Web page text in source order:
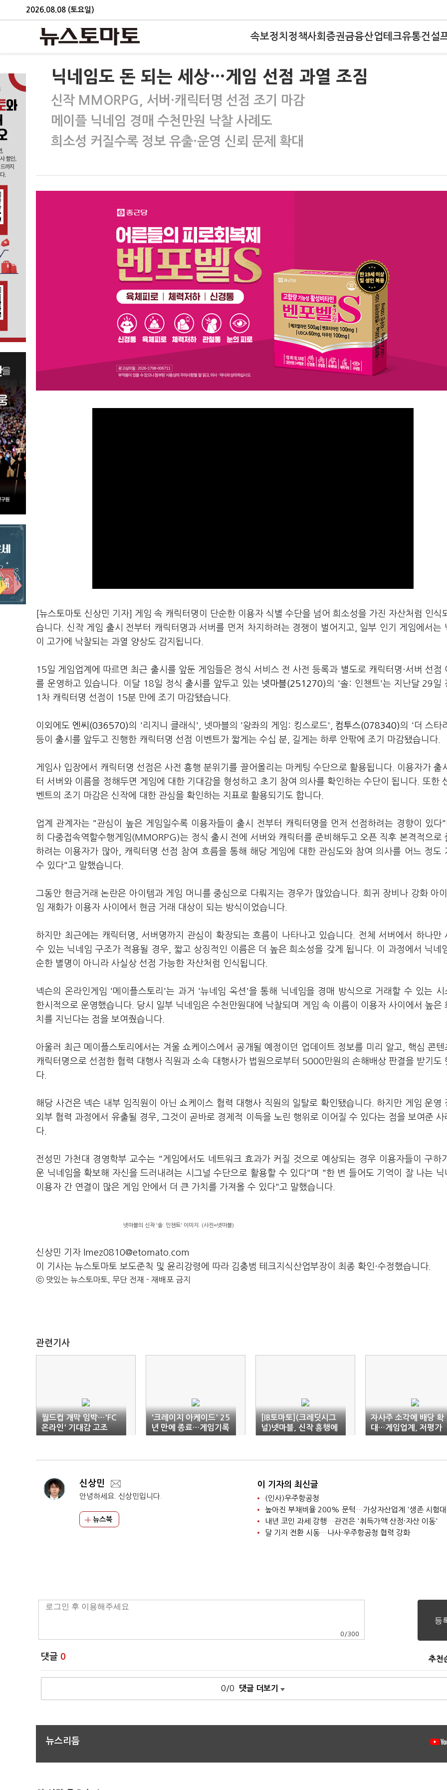
2026.08.08 (토요일)
속보정치 정책사회 증권금융산업테크유통건설
닉네임도 돈 되는 세상…게임 선점 과열 조짐
신작 MMORPG, 서버·캐릭터명 선점 조기 마감
메이플 닉네임 경매 수천만원 낙찰 사례도
희소성 커질수록 정보 유출·운영 신뢰 문제 확대
[뉴스토마토 신상민 기자] 게임 속 캐릭터명이 단순한 이용자 식별 수단을 넘어 희소성을 가진 자산처럼 인식
습니다. 신작 게임 출시 전부터 캐릭터명과 서버를 먼저 차지하려는 경쟁이 벌어지고, 일부 인기 게임에서는
이 고가에 낙찰되는 과열 양상도 감지됩니다.
15일 게임업계에 따르면 최근 출시를 앞둔 게임들은 정식 서비스 전 사전 등록과 별도로 캐릭터명·서버 선점
를 운영하고 있습니다. 이달 18일 정식 출시를 앞두고 있는 넷마블(251270)의 '솔: 인챈트'는 지난달 29일
1차 캐릭터명 선점이 15분 만에 조기 마감됐습니다.
이외에도 엔씨(036570)의 '리지니 클래식', 넷마블의 '왕좌의 게임: 킹스로드', 컴투스(078340)의 '더 스타
등이 출시를 앞두고 진행한 캐릭터명 선점 이벤트가 짧게는 수십 분, 길게는 하루 안팎에 조기 마감됐습니다.
게임사 입장에서 캐릭터명 선점은 사전 흥행 분위기를 끌어올리는 마케팅 수단으로 활용됩니다. 이용자가 출
터 서버와 이름을 정해두면 게임에 대한 기대감을 형성하고 초기 참여 의사를 확인하는 수단이 됩니다. 또한
벤트의 조기 마감은 신작에 대한 관심을 확인하는 지표로 활용되기도 합니다.
업계 관계자는 "관심이 높은 게임일수록 이용자들이 출시 전부터 캐릭터명을 먼저 선점하려는 경향이 있다
히 다중접속역할수행게임(MMORPG)는 정식 출시 전에 서버와 캐릭터를 준비해두고 오픈 직후 본격적으로
하려는 이용자가 많아, 캐릭터명 선점 참여 흐름을 통해 해당 게임에 대한 관심도와 참여 의사를 어느 정도
수 있다"고 말했습니다.
그동안 현금거래 논란은 아이템과 게임 머니를 중심으로 다뤄지는 경우가 많았습니다. 희귀 장비나 강화 아
임 재화가 이용자 사이에서 현금 거래 대상이 되는 방식이었습니다.
하지만 최근에는 캐릭터명, 서버명까지 관심이 확장되는 흐름이 나타나고 있습니다. 전체 서버에서 하나만
수 있는 닉네임 구조가 적용될 경우, 짧고 상징적인 이름은 더 높은 희소성을 갖게 됩니다. 이 과정에서 닉네
순한 별명이 아니라 사실상 선점 가능한 자산처럼 인식됩니다.
넥슨의 온라인게임 '메이플스토리'는 과거 '뉴네임 옥션'을 통해 닉네임을 경매 방식으로 거래할 수 있는 시
한시적으로 운영했습니다. 당시 일부 닉네임은 수천만원대에 낙찰되며 게임 속 이름이 이용자 사이에서 높은
치를 지닌다는 점을 보여줬습니다.
아울러 최근 메이플스토리에서는 겨울 쇼케이스에서 공개될 예정이던 업데이트 정보를 미리 알고, 핵심 콘텐
캐릭터명으로 선점한 협력 대행사 직원과 소속 대행사가 법원으로부터 5000만원의 손해배상 판결을 받기도
다.
해당 사건은 넥슨 내부 임직원이 아닌 쇼케이스 협력 대행사 직원의 일탈로 확인됐습니다. 하지만 게임 운영
외부 협력 과정에서 유출될 경우, 그것이 곧바로 경제적 이득을 노린 행위로 이어질 수 있다는 점을 보여준 사
다.
전성민 가천대 경영학부 교수는 "게임에서도 네트워크 효과가 커질 것으로 예상되는 경우 이용자들이 구하
운 닉네임을 확보해 자신을 드러내려는 시그널 수단으로 활용할 수 있다"며 "한 번 들어도 기억이 잘 나는 닉
이용자 간 연결이 많은 게임 안에서 더 큰 가치를 가져올 수 있다"고 말했습니다.
넷마블의 신작 '솔: 인챈트' 이미지. (사진=넷마블)
신상민 기자 lmez0810@etomato.com
이 기사는 뉴스토마토 보도준칙 및 윤리강령에 따라 김충범 테크지식산업부장이 최종 확인·수정했습니다.
ⓒ 맛있는 뉴스토마토, 무단 전재 - 재배포 금지
관련기사
월드컵 개막 임박…'FC
온라인' 기대감 고조
'크레이지 아케이드' 25
년 만에 종료…게임기록
보존 도마위
[IB토마토](크레딧시그
널)넷마블, 신작 흥행에
차입부담 완화…신사옥
자사주 소각에 배당 확
대…게임업계, 저평가
탈출 '안간힘'
신상민
안녕하세요. 신상민입니다.
뉴스북
이 기자의 최신글
(인사)우주항공청
높아진 부채비율 200% 문턱…가상자산업계 '생존 시험
내년 코인 과세 강행…관건은 '취득가액 산정·자산 이동'
달 기지 전환 시동…나사·우주항공청 협력 강화
0 /300
댓글 0 추천
0/0 댓글 더보기
뉴스리듬